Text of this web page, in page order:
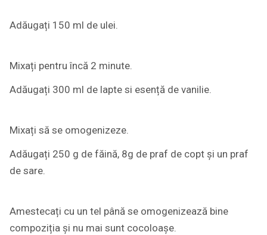
Adăugați 150 ml de ulei.
Mixați pentru încă 2 minute.
Adăugați 300 ml de lapte si esență de vanilie.
Mixați să se omogenizeze.
Adăugați 250 g de făină, 8g de praf de copt și un praf
de sare.
Amestecați cu un tel până se omogenizează bine
compoziția și nu mai sunt cocoloașe.